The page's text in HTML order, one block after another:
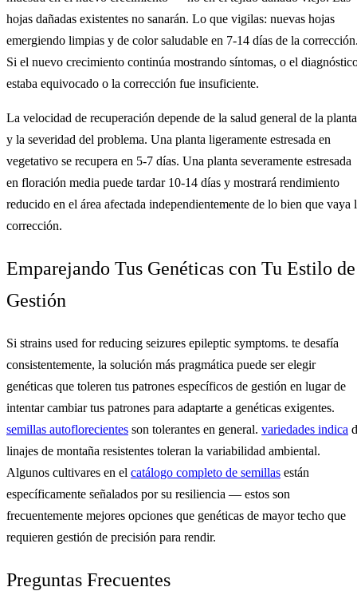
hojas dañadas existentes no sanarán. Lo que vigilas: nuevas hojas
emergiendo limpias y de color saludable en 7-14 días de la
Si el nuevo crecimiento continúa mostrando síntomas, o el
estaba equivocado o la corrección fue insuficiente.
La velocidad de recuperación depende de la salud general de la planta
y la severidad del problema. Una planta ligeramente estresada en
vegetativo se recupera en 5-7 días. Una planta severamente estresada
en floración media puede tardar 10-14 días y mostrará rendimiento
reducido en el área afectada independientemente de lo bien que vaya
corrección.
Emparejando Tus Genéticas con Tu Estilo de
Gestión
Si strains used for reducing seizures epileptic symptoms. te desafía
consistentemente, la solución más pragmática puede ser elegir
genéticas que toleren tus patrones específicos de gestión en lugar de
intentar cambiar tus patrones para adaptarte a genéticas exigentes.
semillas autoflorecientes son tolerantes en general. variedades indica
linajes de montaña resistentes toleran la variabilidad ambiental.
Algunos cultivares en el catálogo completo de semillas están
específicamente señalados por su resiliencia — estos son
frecuentemente mejores opciones que genéticas de mayor techo que
requieren gestión de precisión para rendir.
Preguntas Frecuentes